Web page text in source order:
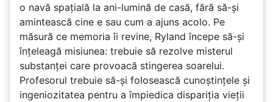
o navă spațială la ani-lumină de casă, fără să-și
amintească cine e sau cum a ajuns acolo. Pe
măsură ce memoria îi revine, Ryland începe să-și
înțeleagă misiunea: trebuie să rezolve misterul
substanței care provoacă stingerea soarelui.
Profesorul trebuie să-și folosească cunoștințele și
ingeniozitatea pentru a împiedica dispariția vieții